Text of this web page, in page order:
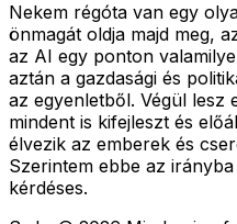
Nekem régóta van egy
önmagát oldja majd meg,
az AI egy ponton
aztán a gazdasági és
az egyenletből. Végül lesz
mindent is kifejleszt és
élvezik az emberek és
Szerintem ebbe az
kérdéses.